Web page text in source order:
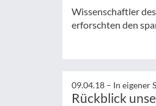
Wissenschaftler
erforschten den
09.04.18 – In eigener
Rückblick